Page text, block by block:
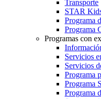
Transporte
STAR
Programa
Programa
Programas con
Servicios
Servicios
Programa
Programa
Programa